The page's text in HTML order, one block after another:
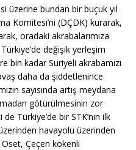
üzerine bundan bir buçuk yıl
Komitesi’ni (DÇDK) kurarak,
oradaki akrabalarımıza
değişik yerleşim
bin kadar Suriyeli akrabamızı
daha da şiddetlenince
sayısında artış meydana
götürülmesinin zor
Türkiye’de bir STK’nın ilk
havayolu üzerinden
Çeçen kökenli